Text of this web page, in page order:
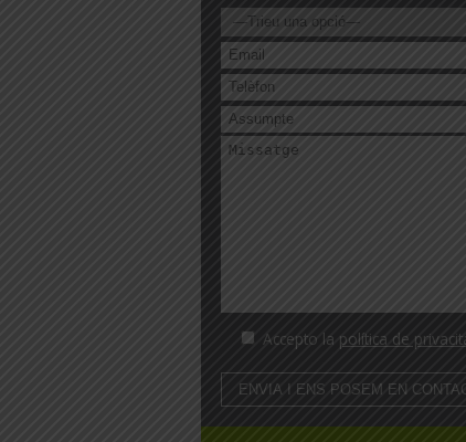
Accepto la política de